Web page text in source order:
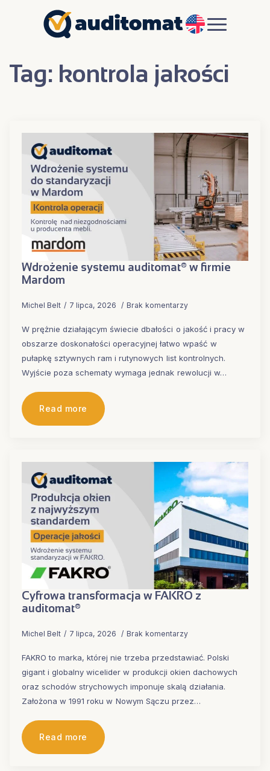
EN
Tag: kontrola jakości
Wdrożenie systemu auditomat® w firmie
Mardom
Michel Belt 7 lipca, 2026 Brak komentarzy
W prężnie działającym świecie dbałości o jakość i pracy w
obszarze doskonałości operacyjnej łatwo wpaść w
pułapkę sztywnych ram i rutynowych list kontrolnych.
Wyjście poza schematy wymaga jednak rewolucji w…
Read more
Cyfrowa transformacja w FAKRO z
auditomat®
Michel Belt 7 lipca, 2026 Brak komentarzy
FAKRO to marka, której nie trzeba przedstawiać. Polski
gigant i globalny wicelider w produkcji okien dachowych
oraz schodów strychowych imponuje skalą działania.
Założona w 1991 roku w Nowym Sączu przez…
Read more